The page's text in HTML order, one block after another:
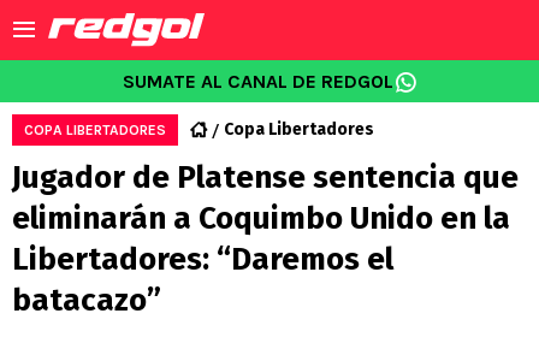
SUMATE AL CANAL DE REDGOL
COPA LIBERTADORES Copa Libertadores
Jugador de Platense sentencia que
eliminarán a Coquimbo Unido en la
Libertadores: “Daremos el
batacazo”